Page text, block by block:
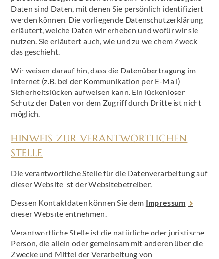
Daten sind Daten, mit denen Sie persönlich identifiziert
werden können. Die vorliegende Datenschutzerklärung
erläutert, welche Daten wir erheben und wofür wir sie
nutzen. Sie erläutert auch, wie und zu welchem Zweck
das geschieht.
Wir weisen darauf hin, dass die Datenübertragung im
Internet (z.B. bei der Kommunikation per E-Mail)
Sicherheitslücken aufweisen kann. Ein lückenloser
Schutz der Daten vor dem Zugriff durch Dritte ist nicht
möglich.
HINWEIS ZUR VERANTWORTLICHEN
STELLE
Die verantwortliche Stelle für die Datenverarbeitung auf
dieser Website ist der Websitebetreiber.
Dessen Kontaktdaten können Sie dem Impressum
dieser Website entnehmen.
Verantwortliche Stelle ist die natürliche oder juristische
Person, die allein oder gemeinsam mit anderen über die
Zwecke und Mittel der Verarbeitung von